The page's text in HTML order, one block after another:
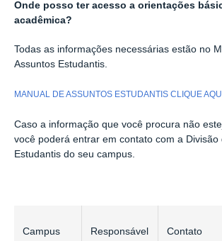
Onde posso ter acesso a orientações
acadêmica?
Todas as informações necessárias estão no
Assuntos Estudantis.
MANUAL DE ASSUNTOS ESTUDANTIS CLIQUE AQUI
Caso a informação que você procura não
você poderá entrar em contato com a Divisão
Estudantis do seu campus
Campus Responsável Contato